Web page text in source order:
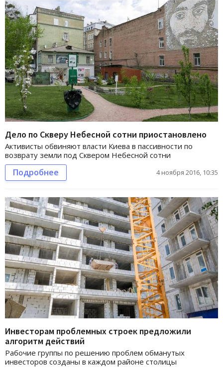
Дело по Скверу Небесной сотни приостановлено
Активисты обвиняют власти Киева в пассивности по
возврату земли под Сквером Небесной сотни
Подробнее 4 ноября 2016, 10:35
Инвесторам проблемных строек предложили
алгоритм действий
Рабочие группы по решению проблем обманутых
инвесторов созданы в каждом районе столицы